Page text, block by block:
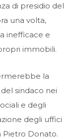
di presidio del
una volta,
inefficace e
immobili.
la
sindaco nei
e degli
degli uffici
Pietro Donato.